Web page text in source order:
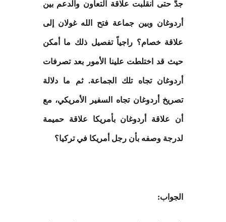
جدَّ حتى انقلبت علاقة التعاون والدعم بين
أردوغان وبين جماعة فتح الله غولان إلى
علاقة خصام؟ راجياً تفصيل ذلك ما أمكن
حيث قد اختلطت علينا الأمور بعد تصرفات
أردوغان تجاه تلك الجماعة. ثم ما دلالة
تصريخ أردوغان تجاه السفير الأمريكي، مع
أن علاقة أردوغان بأمريكا علاقة حميمة
لدرجة وصفه بأن رجل أمريكا في تركيا؟
الجواب: